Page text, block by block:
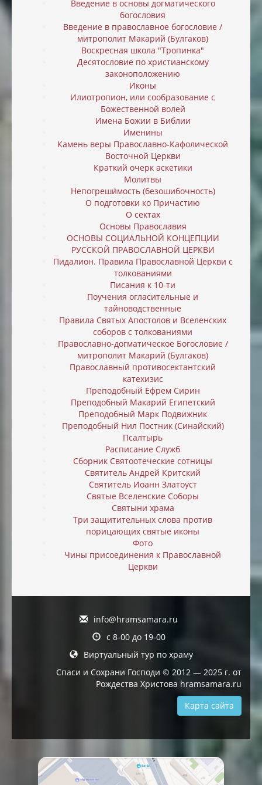
Введение в основы догматического
богословия
Введение в православное богословие /
митрополит Макарий (Булгаков)
Воскресная школа "Тропинка"
Десятословие по христианскому
законоположению
Иконы
Илиотропион, или cообразование с
Божественной волей
Имена Божии в Библии
Именины
Камень веры Православно-Кафолической
Восточной Церкви
Краткий очерк аскетики
Молитвы
Непогреши́мость (безошибочность)
О подготовки ко Причастию
О сектах
Основы Православия
ОСНОВЫ СОЦИАЛЬНОЙ КОНЦЕПЦИИ
РУССКОЙ ПРАВОСЛАВНОЙ ЦЕРКВИ
Пидалион. Правила Православной Церкви с
толкованиями
Писания к 10-ти
Поучения огласительные и
тайноводственные
Правила Святых Апостолов и Вселенских
соборов с толкованиями
Православно-догматическое Богословие /
митрополит Макарий (Булгаков)
Православный противосектантский
катехизис
Преподобный Ефрем Сирин
Преподобный Макарий Египетский
Преподобный Марк Подвижник
Преподобный Нил Постник (Синайский)
Псалтырь
Расписание Служб
Сборник Святоотеческие сотницы
Святитель Андрей Критский
Святитель Иоанн Златоуст
Святые Вселенские Соборы
Святыни храма
Три защитительных слова против
порицающих святые иконы
Фото
Чины присоединения к Православной
Церкви
info@hramsamara.ru
с 8-00 до 19-00
Виртуальный тур по храму
Спаси и Сохрани Господи © 2012 — 2025 г. от
Рождества Христова hramsamara.ru
Карта сайта